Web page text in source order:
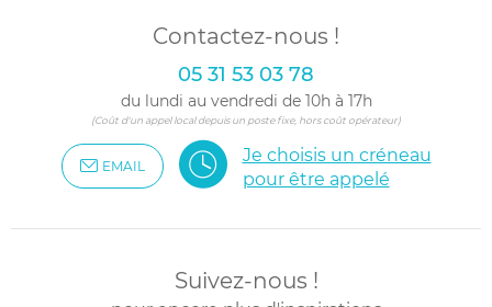
Contactez-nous !
05 31 53 03 78
du lundi au vendredi de 10h à 17h
(Coût d'un appel local depuis un poste fixe, hors coût opérateur)
EMAIL
Je choisis un créneau
pour être appelé
Suivez-nous !